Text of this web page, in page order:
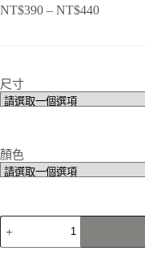
NT$390 – NT$440
尺寸
顏色
B6718
數